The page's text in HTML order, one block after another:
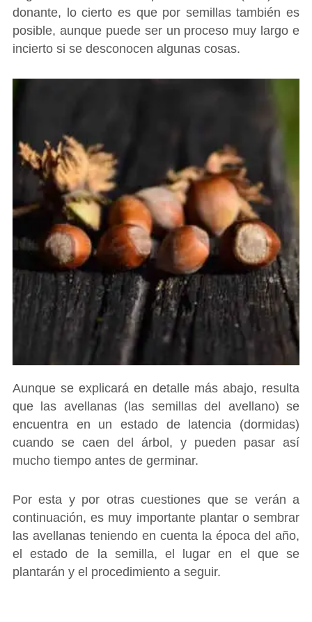
donante, lo cierto es que por semillas también es
posible, aunque puede ser un proceso muy largo e
incierto si se desconocen algunas cosas.
Aunque se explicará en detalle más abajo, resulta
que las avellanas (las semillas del avellano) se
encuentra en un estado de latencia (dormidas)
cuando se caen del árbol, y pueden pasar así
mucho tiempo antes de germinar.
Por esta y por otras cuestiones que se verán a
continuación, es muy importante plantar o sembrar
las avellanas teniendo en cuenta la época del año,
el estado de la semilla, el lugar en el que se
plantarán y el procedimiento a seguir.